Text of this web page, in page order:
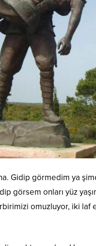
Gidip görmedim ya
görsem onları yüz
omuzluyor, iki